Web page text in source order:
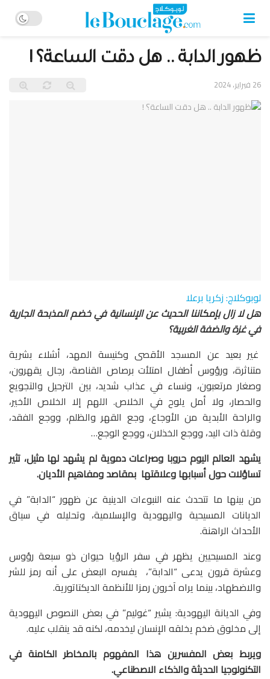
ظهور الدابة .. هل دقت الساعة؟ !
26 فبراير، 2024
لوبوكلاج: زكريا برعلا
هل لا زال بإمكاننا الحديث عن الإنسانية في خضم المذبحة الجارية
في غزة والضفة الغربية؟
غير بعيد عن المسجد الأقصى وكنيسة المهد، أشلاء بشرية
متناثرة، ورؤوس أطفال امتلأت برصاص القناصة، رجال يقهرون،
وصغار مرتعبون، ونساء في عذاب شديد، بين الترحيل والتجويع
والحصار، ولا أمل يلوح في الخلاص. اللهم إلا الخلاص الأخير،
والراحة الأبدية من الأوجاع، وجع القهر والظلم، ووجع الفقد،
وقلة ذات اليد، ووجع الخذلان، ووجع الوجع…
يشهد العالم اليوم حروبا وصراعات دموية لم يشهد لها مثيل، تثير
تساؤلات حول أسبابها وعلاقتها بمقاصد ومفاهيم الأديان.
من بينها ما تتحدث عنه النبوءات الدينية عن ظهور “الدابة” في
الديانات المسيحية واليهودية والإسلامية، وتحليله في سياق
الأحداث الراهنة.
وعند المسيحيين يظهر في سفر الرؤيا حيوان ذو سبعة رؤوس
وعشرة قرون يدعى “الدابة”، يفسره البعض على أنه رمز للشر
والاضطهاد، بينما يراه آخرون رمزا للأنظمة الديكتاتورية.
وفي الديانة اليهودية: يشير “غوليم” في بعض النصوص اليهودية
إلى مخلوق ضخم يخلقه الإنسان ليخدمه، لكنه قد ينقلب عليه.
ويربط بعض المفسرين هذا المفهوم بالمخاطر الكامنة في
التكنولوجيا الحديثة والذكاء الاصطناعي.